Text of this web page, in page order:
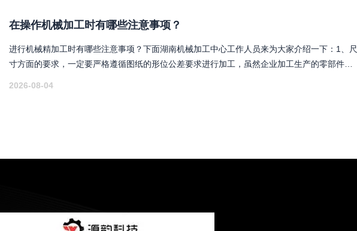
在操作机械加工时有哪些注意事项？
进行机械精加工时有哪些注意事项？下面湖南机械加工中心工作人员来为大家介绍一下：1、尺
寸方面的要求，一定要严格遵循图纸的形位公差要求进行加工，虽然企业加工生产的零部件在
2026-08-04